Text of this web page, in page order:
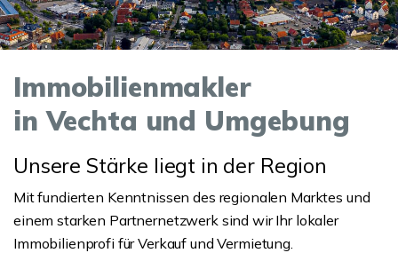
Immobilienmakler
in Vechta und Umgebung
Unsere Stärke liegt in der Region
Mit fundierten Kenntnissen des regionalen Marktes und
einem starken Partnernetzwerk sind wir Ihr lokaler
Immobilienprofi für Verkauf und Vermietung.